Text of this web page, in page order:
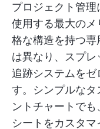
プロジェクト管
使用する最大の
格な構造を持つ専
は異なり、スプレ
追跡システムをゼ
す。シンプルな
ントチャートで
シートをカスタマ